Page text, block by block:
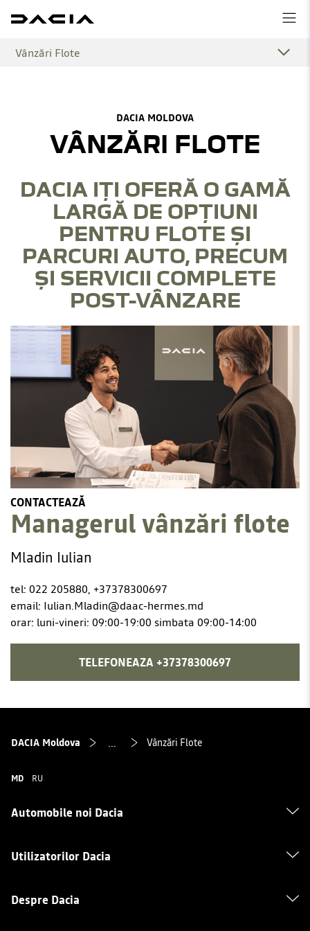
Vânzări Flote
DACIA MOLDOVA
VÂNZĂRI FLOTE
DACIA IȚI OFERĂ O GAMĂ
LARGĂ DE OPȚIUNI
PENTRU FLOTE ȘI
PARCURI AUTO, PRECUM
ȘI SERVICII COMPLETE
POST-VÂNZARE
CONTACTEAZĂ
Managerul vânzări flote
Mladin Iulian
tel: 022 205880, +37378300697
email: Iulian.Mladin@daac-hermes.md
orar: luni-vineri: 09:00-19:00 simbata 09:00-14:00
TELEFONEAZA +37378300697